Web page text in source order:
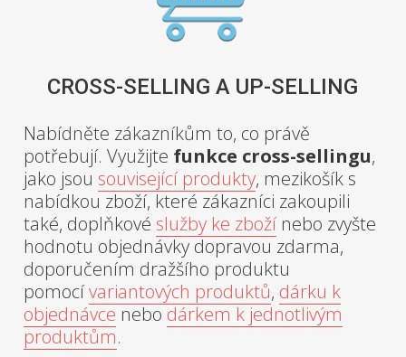
CROSS-SELLING A UP-SELLING
Nabídněte zákazníkům to, co právě
potřebují. Využijte funkce cross-sellingu,
jako jsou související produkty, mezikošík s
nabídkou zboží, které zákazníci zakoupili
také, doplňkové služby ke zboží nebo zvyšte
hodnotu objednávky dopravou zdarma,
doporučením dražšího produktu
pomocívariantových produktů, dárku k
objednávce nebo dárkem k jednotlivým
produktům.